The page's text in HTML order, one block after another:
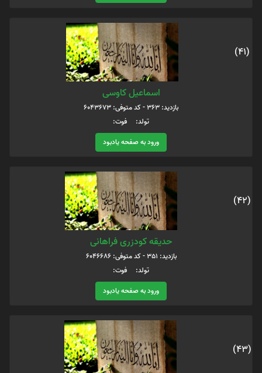
(41)
اسماعیل کاوسی
بازدید: 363 - کد متوفی: 6043673
تولد: فوت:
ورود به صفحه یادبود
(42)
حدیقه کودزری فراهانی
بازدید: 351 - کد متوفی: 6046686
تولد: فوت:
ورود به صفحه یادبود
(43)